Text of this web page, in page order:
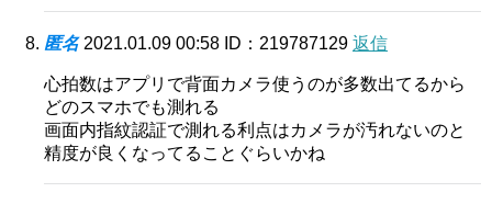
匿名 2021.01.09 00:58 ID：219787129 返信
心拍数はアプリで背面カメラ使うのが多数出てるから
どのスマホでも測れる
画面内指紋認証で測れる利点はカメラが汚れないのと
精度が良くなってることぐらいかね